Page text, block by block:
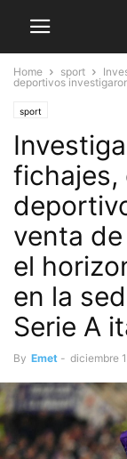
Home sport
deportivos
sport
fichajes,
venta
el
en la
Serie A
By Emet - diciembre